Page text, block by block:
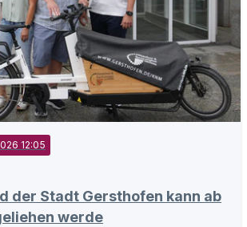
12:05
der Stadt Gersthofen kann ab
werde